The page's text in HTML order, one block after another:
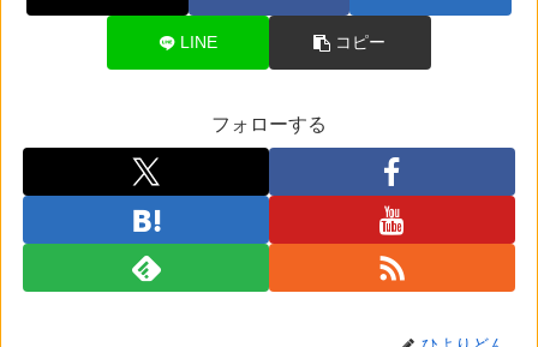
LINE コピー
フォローする